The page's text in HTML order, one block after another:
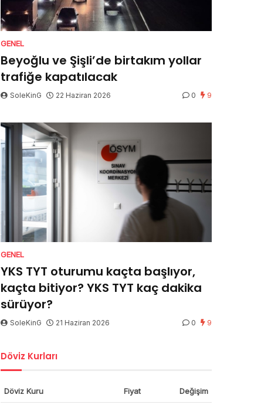
GENEL
Beyoğlu ve Şişli’de birtakım yollar
trafiğe kapatılacak
SoleKinG 22 Haziran 2026 0 9
GENEL
YKS TYT oturumu kaçta başlıyor,
kaçta bitiyor? YKS TYT kaç dakika
sürüyor?
SoleKinG 21 Haziran 2026 0 9
Döviz Kurları
Döviz Kuru Fiyat Değişim